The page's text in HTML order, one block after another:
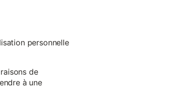
personnelle
de
à une